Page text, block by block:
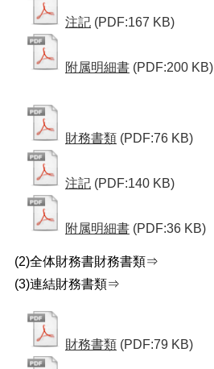
注記 (PDF:167 KB)
附属明細書 (PDF:200 KB)
財務書類 (PDF:76 KB)
注記 (PDF:140 KB)
附属明細書 (PDF:36 KB)
(2)全体財務書財務書類⇒
(3)連結財務書類⇒
財務書類 (PDF:79 KB)